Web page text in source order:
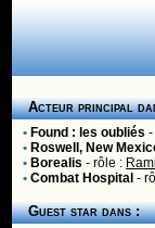
Acteur principal
• Found : les oubliés -
• Roswell, New
• Borealis - rôle :
• Combat Hospital -
Guest star dans :